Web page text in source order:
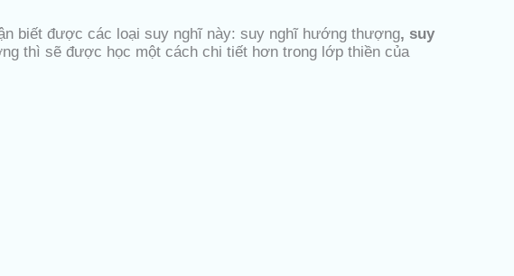
biết được các loại suy nghĩ này: suy nghĩ hướng thượng, suy
thì sẽ được học một cách chi tiết hơn trong lớp thiền của